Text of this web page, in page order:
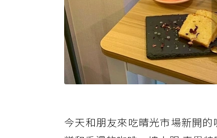
今天和朋友來吃晴光市場新開